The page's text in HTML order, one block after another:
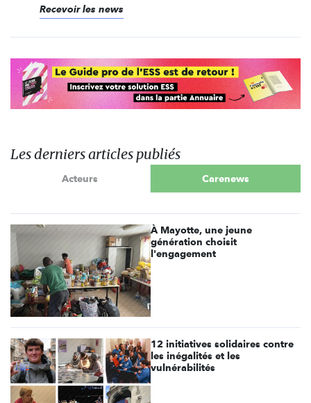
Recevoir les news
Les derniers articles publiés
Acteurs Carenews
À Mayotte, une jeune
génération choisit
l'engagement
12 initiatives solidaires contre
les inégalités et les
vulnérabilités